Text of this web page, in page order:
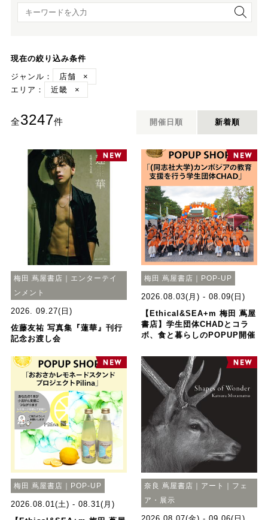
キーワード検索
現在の絞り込み条件
ジャンル：
店舗
×
エリア：
近畿 ×
全3247件 開催日順 新着順
梅田 蔦屋書店｜エンターテイ
ンメント
2026. 09.27(日)
佐藤友祐 写真集『蓮華』刊行
記念お渡し会
梅田 蔦屋書店｜POP-UP
2026.08.03(月) - 08.09(日)
【Ethical&SEA+m 梅田 蔦屋
書店】学生団体CHADとコラ
ボ、食と暮らしのPOPUP開催
梅田 蔦屋書店｜POP-UP
2026.08.01(土) - 08.31(月)
奈良 蔦屋書店｜アート｜フェ
ア・展示